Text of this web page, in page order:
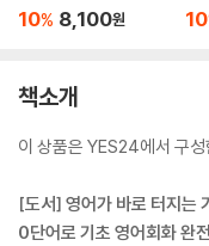
00
10% 8,100원
패
10
책소개
이 상품은 YES24에서 구
[도서] 영어가 바로 터지
0단어로 기초 영어회화 완